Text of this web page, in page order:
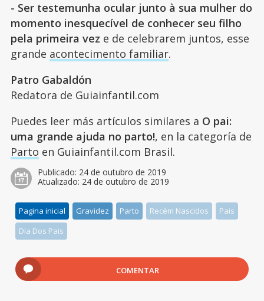
- Ser testemunha ocular junto à sua mulher do
momento inesquecível de conhecer seu filho
pela primeira vez e de celebrarem juntos, esse
grande acontecimento familiar.
Patro Gabaldón
Redatora de Guiainfantil.com
Puedes leer más artículos similares a O pai:
uma grande ajuda no parto!, en la categoría de
Parto en Guiainfantil.com Brasil.
Publicado: 24 de outubro de 2019
Atualizado: 24 de outubro de 2019
Pagina inicial Gravidez Parto Recém Nascidos
Pais
Dia Dos Pais
COMENTAR